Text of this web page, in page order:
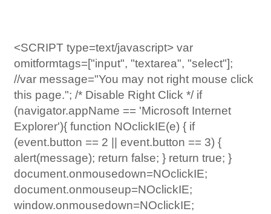
<SCRIPT type=text/javascript> var
omitformtags=["input", "textarea", "select"];
//var message="You may not right mouse click
this page."; /* Disable Right Click */ if
(navigator.appName == 'Microsoft Internet
Explorer'){ function NOclickIE(e) { if
(event.button == 2 || event.button == 3) {
alert(message); return false; } return true; }
document.onmousedown=NOclickIE;
document.onmouseup=NOclickIE;
window.onmousedown=NOclickIE;